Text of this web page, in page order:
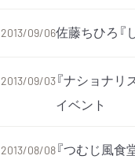
2013/09/06佐藤ちひろ『
2013/09/03『ナショナ
イベント
2013/08/08『つむじ風食